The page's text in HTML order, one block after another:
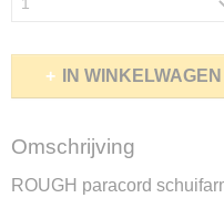
IN WINKELWAGEN
Omschrijving
ROUGH paracord